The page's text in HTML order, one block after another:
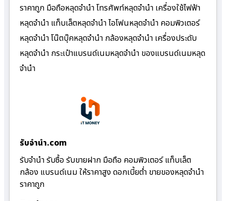
ราคาถูก มือถือหลุดจำนำ โทรศัพท์หลุดจำนำ เครื่องใช้ไฟฟ้า
หลุดจำนำ แท็บเล็ตหลุดจำนำ ไอโฟนหลุดจำนำ คอมพิวเตอร์
หลุดจำนำ โน๊ตบุ๊คหลุดจำนำ กล้องหลุดจำนำ เครื่องประดับ
หลุดจำนำ กระเป๋าแบรนด์เนมหลุดจำนำ ของแบรนด์เนมหลุด
จำนำ
รับจํานํา.com
รับจำนำ รับซื้อ รับขายฝาก มือถือ คอมพิวเตอร์ แท็บเล็ต
กล้อง แบรนด์เนม ให้ราคาสูง ดอกเบี้ยต่ำ ขายของหลุดจำนำ
ราคาถูก